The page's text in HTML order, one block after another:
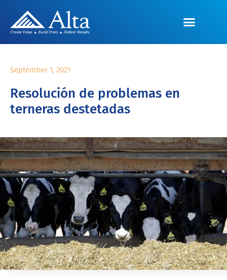
September 1, 2021
Resolución de problemas en
terneras destetadas